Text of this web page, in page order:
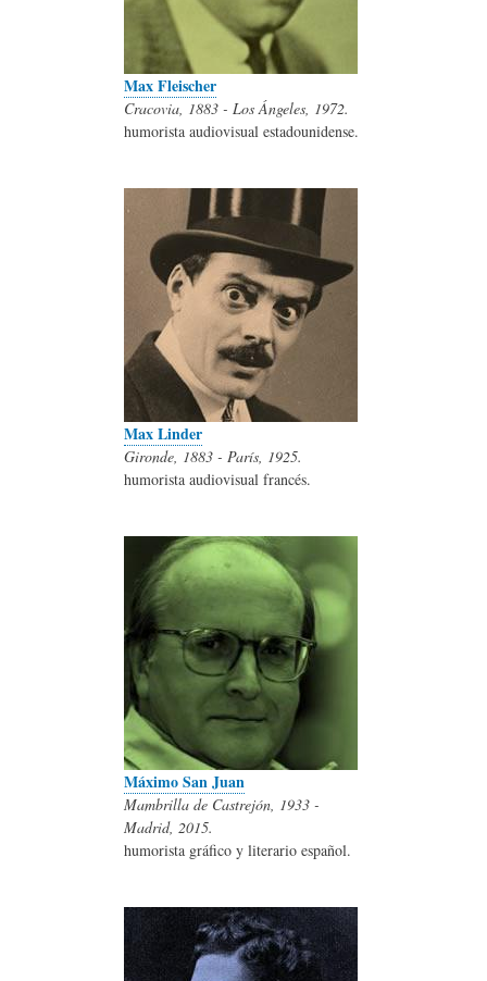
Max Fleischer
Cracovia, 1883 - Los Ángeles, 1972.
humorista audiovisual estadounidense.
Max Linder
Gironde, 1883 - París, 1925.
humorista audiovisual francés.
Máximo San Juan
Mambrilla de Castrejón, 1933 -
Madrid, 2015.
humorista gráfico y literario español.